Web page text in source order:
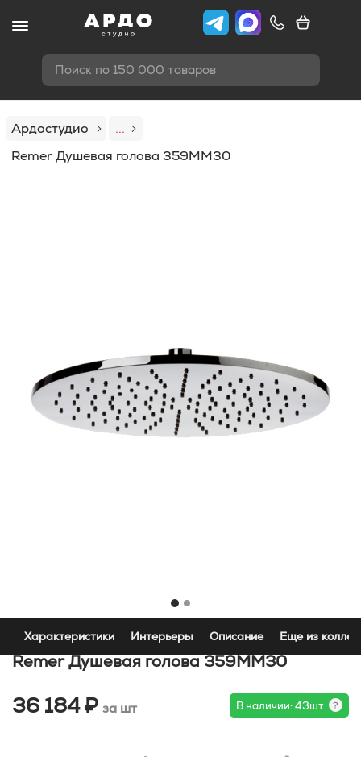
Поиск по 150 000 товаров
Ардостудио
...
Remer Душевая голова 359MM30
Характеристики Интерьеры Описание Еще из
Remer Душевая голова 359MM30
36 184 ₽ за шт В наличии: 43шт